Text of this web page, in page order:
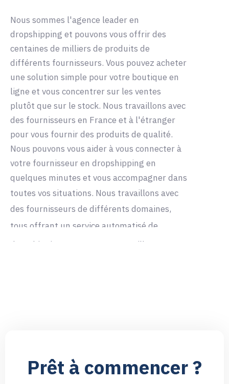
Nous sommes l'agence leader en
dropshipping et pouvons vous offrir des
centaines de milliers de produits de
différents fournisseurs. Vous pouvez acheter
une solution simple pour votre boutique en
ligne et vous concentrer sur les ventes
plutôt que sur le stock. Nous travaillons avec
des fournisseurs en France et à l'étranger
pour vous fournir des produits de qualité.
Nous pouvons vous aider à vous connecter à
votre fournisseur en dropshipping en
quelques minutes et vous accompagner dans
toutes vos situations. Nous travaillons avec
des fournisseurs de différents domaines,
tous offrant un service automatisé de
Prêt à commencer ?